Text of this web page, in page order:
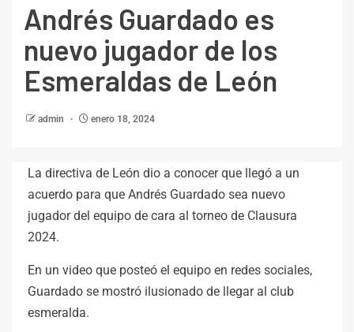
Andrés Guardado es
nuevo jugador de los
Esmeraldas de León
admin enero 18, 2024
La directiva de León dio a conocer que llegó a un
acuerdo para que Andrés Guardado sea nuevo
jugador del equipo de cara al torneo de Clausura
2024.
En un video que posteó el equipo en redes sociales,
Guardado se mostró ilusionado de llegar al club
esmeralda.